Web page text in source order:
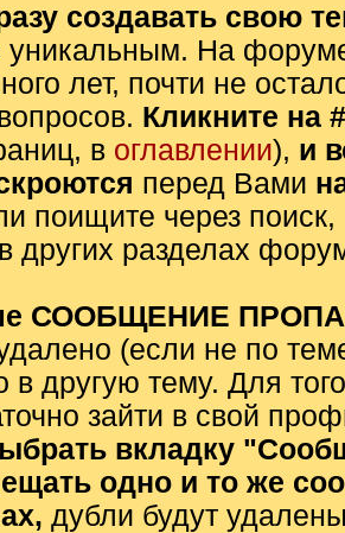
создавать свою
уникальным. На
лет, почти не
Кликните на
в оглавлении), и
перед Вами
поищите через
других разделах
СООБЩЕНИЕ
(если не по
другую тему. Для
зайти в свой
вкладку
одно и то же
дубли будут